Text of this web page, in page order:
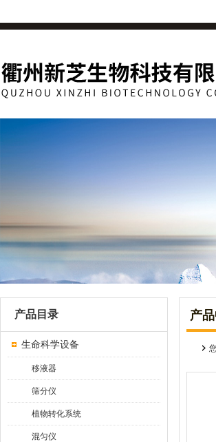
产品目录
生命科学设备
移液器
筛分仪
植物转化系统
混匀仪
产